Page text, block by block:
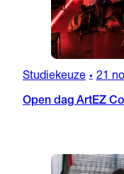
Studiekeuze • 21
Open dag ArtEZ